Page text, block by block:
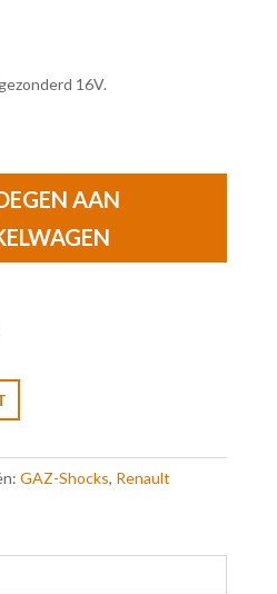
16V.
AAN
GAZ-Shocks, Renault